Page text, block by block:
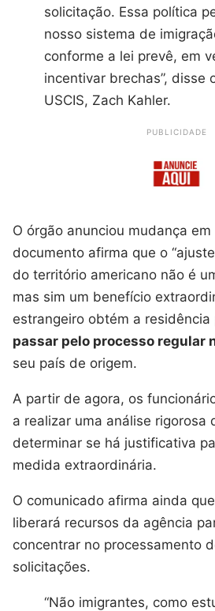
solicitação. Essa política
nosso sistema de
conforme a lei prevê, em
incentivar brechas”, disse
USCIS, Zach Kahler.
PUBLICIDADE
O órgão anunciou mudança
documento afirma que o
do território americano não é
mas sim um benefício
estrangeiro obtém a residência
passar pelo processo regular
seu país de origem.
A partir de agora, os
a realizar uma análise rigorosa
determinar se há justificativa
medida extraordinária.
O comunicado afirma ainda
liberará recursos da agência
concentrar no processamento
solicitações.
“Não imigrantes, como